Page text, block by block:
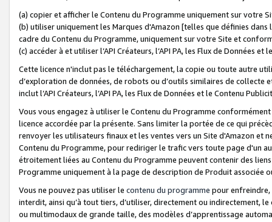
(a) copier et afficher le Contenu du Programme uniquement sur votre
(b) utiliser uniquement les Marques d'Amazon [telles que définies dans
cadre du Contenu du Programme, uniquement sur votre Site et
(c) accéder à et utiliser l’API Créateurs, l’API PA, les Flux de Données
Cette licence n'inclut pas le téléchargement, la copie ou toute autre
d’exploration de données, de robots ou d’outils similaires de
inclut l’API Créateurs, l’API PA, les Flux de Données et le Contenu
Vous vous engagez à utiliser le Contenu du Programme
licence accordée par la présente. Sans limiter la portée de ce qui
renvoyer les utilisateurs finaux et les ventes vers un Site d'Amazon et
Contenu du Programme, pour rediriger le trafic vers toute page d'un
étroitement liées au Contenu du Programme peuvent contenir des
Programme uniquement à la page de description de Produit associée
Vous ne pouvez pas utiliser le contenu du programme pour
interdit, ainsi qu’à tout tiers, d’utiliser, directement ou indirectement,
ou multimodaux de grande taille, des modèles d’apprentissage